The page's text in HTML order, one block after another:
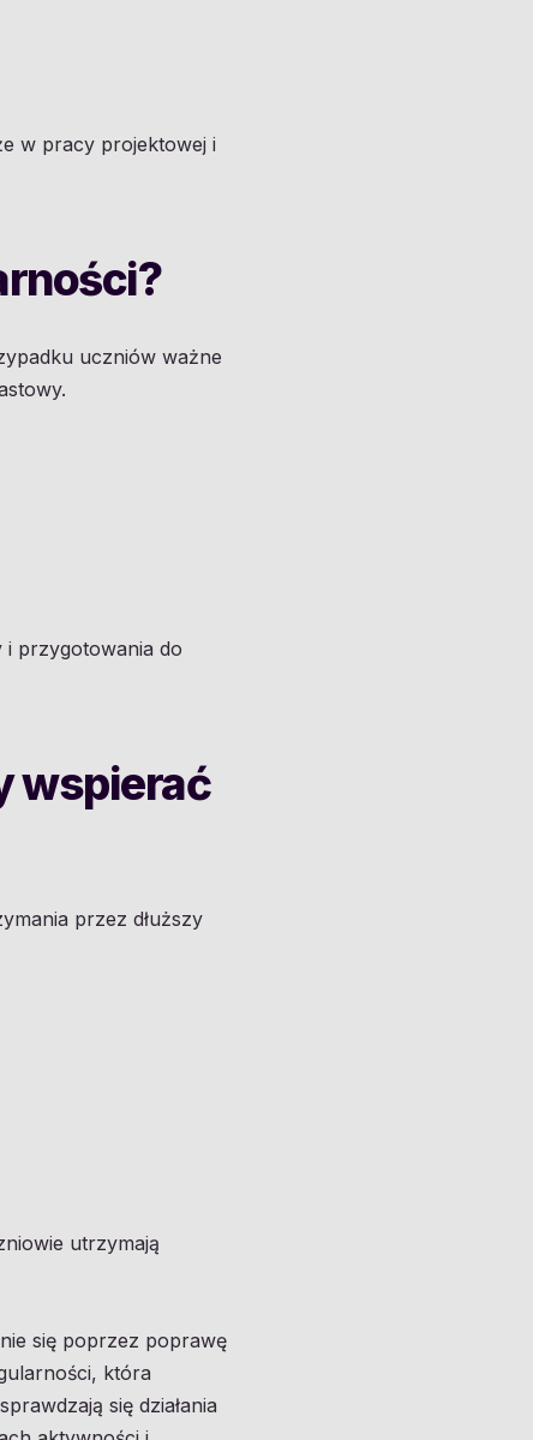
w pracy projektowej i
uczniów ważne
i przygotowania do
wspierać
przez dłuższy
utrzymają
się poprzez poprawę
która
się działania